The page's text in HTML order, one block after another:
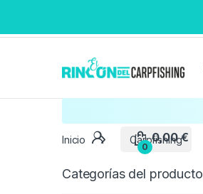
Inicio Carpfishing
Categorías del producto